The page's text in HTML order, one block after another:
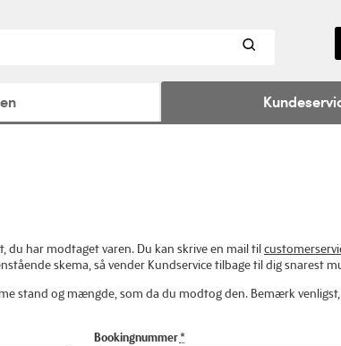
har modtaget varen. Du kan skrive en mail til
skema, så vender Kundservice tilbage til dig snarest
stand og mængde, som da du modtog den. Bemærk
Bookingnummer